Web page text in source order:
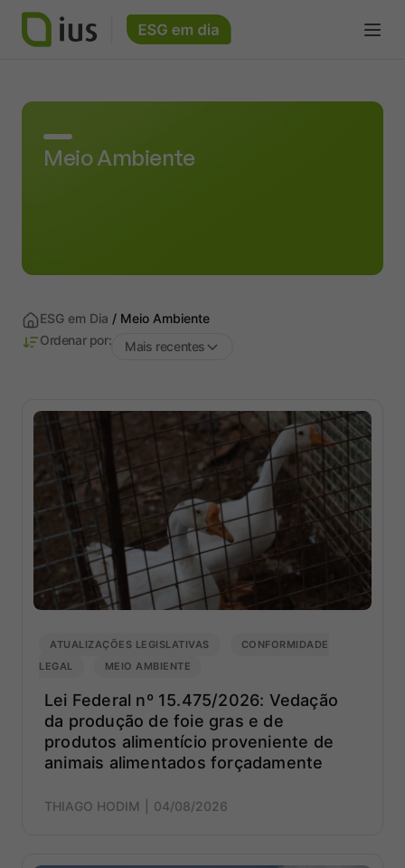
Meio Ambiente
ESG em Dia / Meio Ambiente
Ordenar por:
Mais recentes
ATUALIZAÇÕES LEGISLATIVAS
CONFORMIDADE
LEGAL
MEIO AMBIENTE
Lei Federal nº 15.475/2026: Vedação
da produção de foie gras e de
produtos alimentício proveniente de
animais alimentados forçadamente
THIAGO HODIM 04/08/2026